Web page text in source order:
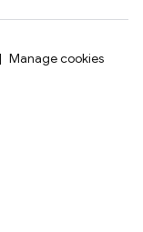
Manage cookies